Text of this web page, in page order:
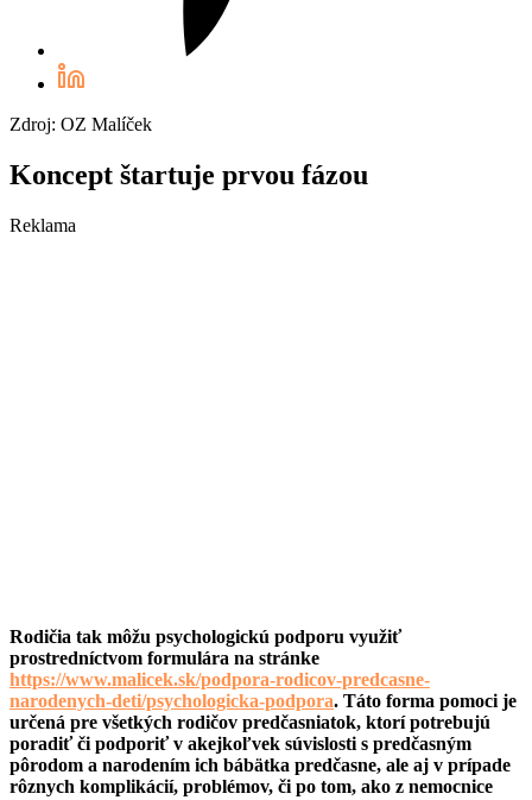
Zdroj: OZ Malíček
Koncept štartuje prvou fázou
Reklama
Rodičia tak môžu psychologickú podporu využiť
prostredníctvom formulára na stránke
https://www.malicek.sk/podpora-rodicov-predcasne-
narodenych-deti/psychologicka-podpora. Táto forma pomoci je
určená pre všetkých rodičov predčasniatok, ktorí potrebujú
poradiť či podporiť v akejkoľvek súvislosti s predčasným
pôrodom a narodením ich bábätka predčasne, ale aj v prípade
rôznych komplikácií, problémov, či po tom, ako z nemocnice